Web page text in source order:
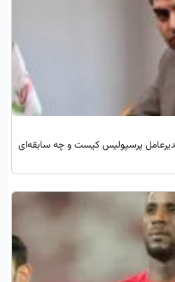
پرسپولیس کیست و چه سابقه‌ای